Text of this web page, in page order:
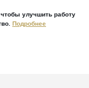
улучшить работу
Подробнее